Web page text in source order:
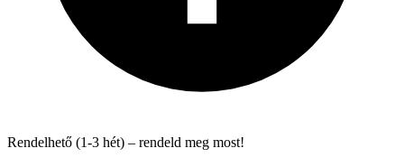
Rendelhető (1-3 hét) – rendeld meg most!